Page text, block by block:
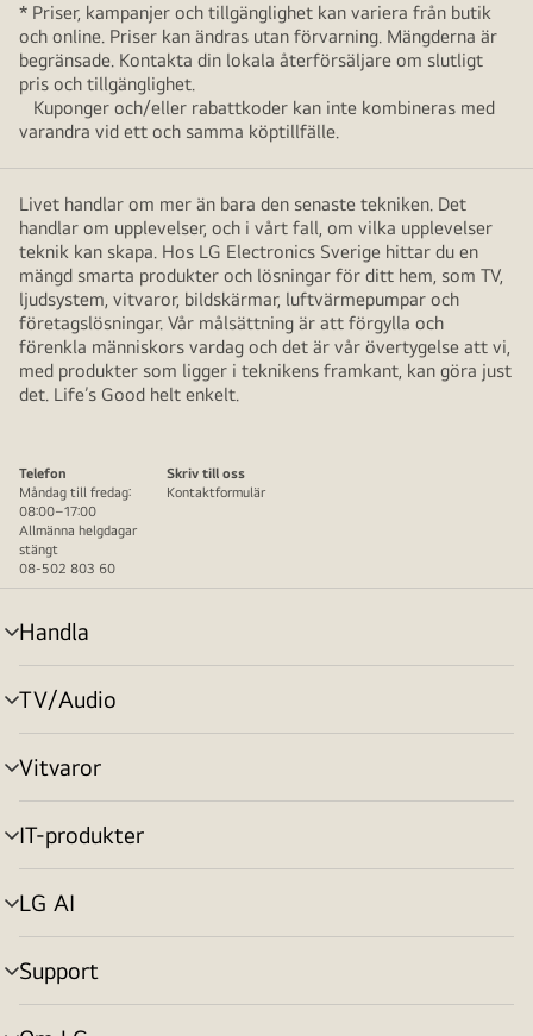
* Priser, kampanjer och tillgänglighet kan variera från butik
och online. Priser kan ändras utan förvarning. Mängderna är
begränsade. Kontakta din lokala återförsäljare om slutligt
pris och tillgänglighet.
Kuponger och/eller rabattkoder kan inte kombineras med
varandra vid ett och samma köptillfälle.
Livet handlar om mer än bara den senaste tekniken. Det
handlar om upplevelser, och i vårt fall, om vilka upplevelser
teknik kan skapa. Hos LG Electronics Sverige hittar du en
mängd smarta produkter och lösningar för ditt hem, som TV,
ljudsystem, vitvaror, bildskärmar, luftvärmepumpar och
företagslösningar. Vår målsättning är att förgylla och
förenkla människors vardag och det är vår övertygelse att vi,
med produkter som ligger i teknikens framkant, kan göra just
det. Life’s Good helt enkelt.
Telefon
Måndag till fredag:
08:00–17:00
Allmänna helgdagar
stängt
08-502 803 60
Skriv till oss
Kontaktformulär
Handla
menyväxling
TV/Audio
menyväxling
Vitvaror
menyväxling
IT-produkter
menyväxling
LG AI
menyväxling
Support
menyväxling